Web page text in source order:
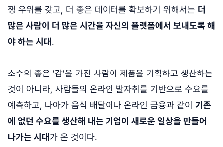
쟁 우위를 갖고, 더 좋은 데이터를 확보하기 위해서는 더
많은 사람이 더 많은 시간을 자신의 플랫폼에서 보내도록 해
야 하는 시대.
소수의 좋은 '감'을 가진 사람이 제품을 기획하고 생산하는
것이 아니라, 사람들의 온라인 발자취를 기반으로 수요를
예측하고, 나아가 음식 배달이나 온라인 금융과 같이 기존
에 없던 수요를 생산해 내는 기업이 새로운 일상을 만들어
나가는 시대가 온 것이다.